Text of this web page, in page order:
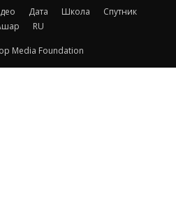
Дата Школа
Спутник
RU
Media Foundation